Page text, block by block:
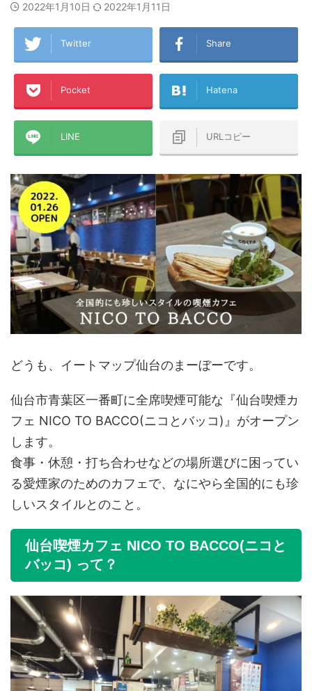
2022年1月10日 2022年1月11日
Twitter Share
Pocket Hatena
LINE URLコピー
どうも、イートマップ仙台のまーぼーです。
仙台市青葉区一番町に全席喫煙可能な『仙台喫煙カ
フェ NICO TO BACCO(ニコとバッコ)』がオープン
します。
食事・休憩・打ち合わせなどの場所選びに困ってい
る愛煙家のためのカフェで、なにやら全国的にも珍
しいスタイルとのこと。
仙台喫煙カフェ NICO TO BACCO(ニコと
バッコ) って？